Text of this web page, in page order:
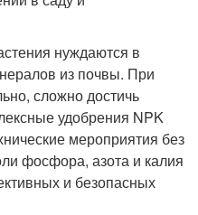
нуждаются в
из почвы. При
сложно достичь
удобрения NPK
мероприятия без
фосфора, азота и калия
и безопасных